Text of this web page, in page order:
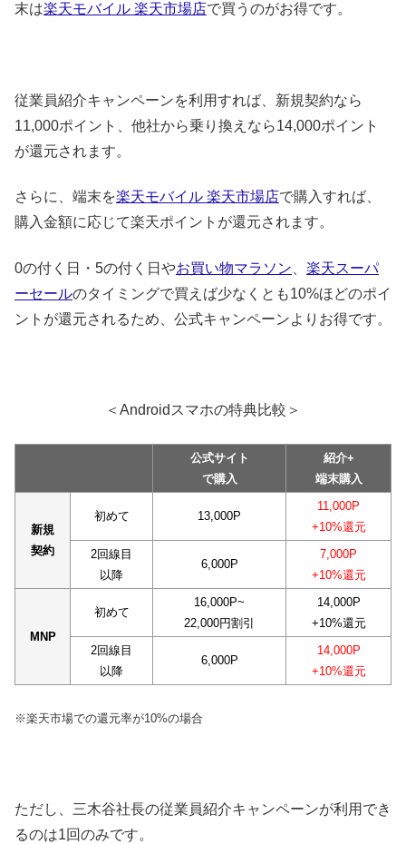
末は楽天モバイル 楽天市場店で買うのがお得です。
従業員紹介キャンペーンを利用すれば、新規契約なら
11,000ポイント、他社から乗り換えなら14,000ポイント
が還元されます。
さらに、端末を楽天モバイル 楽天市場店で購入すれば、
購入金額に応じて楽天ポイントが還元されます。
0の付く日・5の付く日やお買い物マラソン
楽天スーパ
ーセールのタイミングで買えば少なくとも10%ほどのポイ
ントが還元されるため、公式キャンペーンよりお得です。
＜Androidスマホの特典比較＞
公式サイト
で購入
紹介+
端末購入
新規
契約
初めて 13,000P
11,000P
+10%還元
2回線目
以降
6,000P
7,000P
+10%還元
MNP
初めて
16,000P~
22,000円割引
14,000P
+10%還元
2回線目
以降
6,000P
14,000P
+10%還元
※楽天市場での還元率が10%の場合
ただし、三木谷社長の従業員紹介キャンペーンが利用でき
るのは1回のみです。